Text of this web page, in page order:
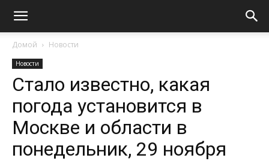
Домой Новости
Новости
Стало известно, какая
погода установится в
Москве и области в
понедельник, 29 ноября